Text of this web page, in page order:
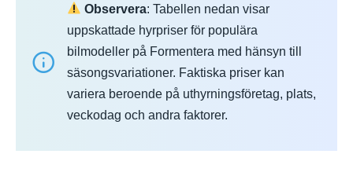
Observera: Tabellen nedan visar
uppskattade hyrpriser för populära
bilmodeller på Formentera med hänsyn till
säsongsvariationer. Faktiska priser kan
variera beroende på uthyrningsföretag, plats,
veckodag och andra faktorer.